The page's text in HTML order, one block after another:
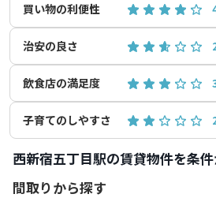
買い物の利便性
治安の良さ
飲食店の満足度
子育てのしやすさ
西新宿五丁目駅の賃貸物件を条
間取りから探す